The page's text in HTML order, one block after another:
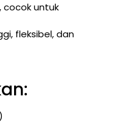
cocok untuk
fleksibel, dan